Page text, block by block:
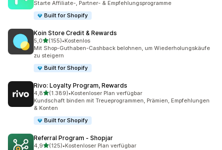
Starte Affiliate-, Partner- & Empfehlungsprogramme
Built for Shopify
Koin Store Credit & Rewards
5,0von 5 Sternen
(155)
155 Rezensionen insgesamt
•Kostenlos
Mit Shop-Guthaben-Cashback belohnen, um Wiederholungskäufe
zu steigern
Built for Shopify
Rivo: Loyalty Program, Rewards
4,8von 5 Sternen
(1.389)
1389 Rezensionen insgesamt
•Kostenloser Plan verfügbar
Kundschaft binden mit Treueprogrammen, Prämien, Empfehlungen
& Konten
Built for Shopify
Referral Program ‑ Shopjar
4,9von 5 Sternen
(125)
125 Rezensionen insgesamt
•Kostenloser Plan verfügbar